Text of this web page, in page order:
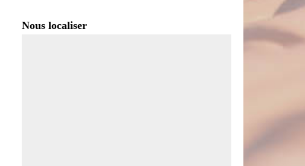
Nous localiser